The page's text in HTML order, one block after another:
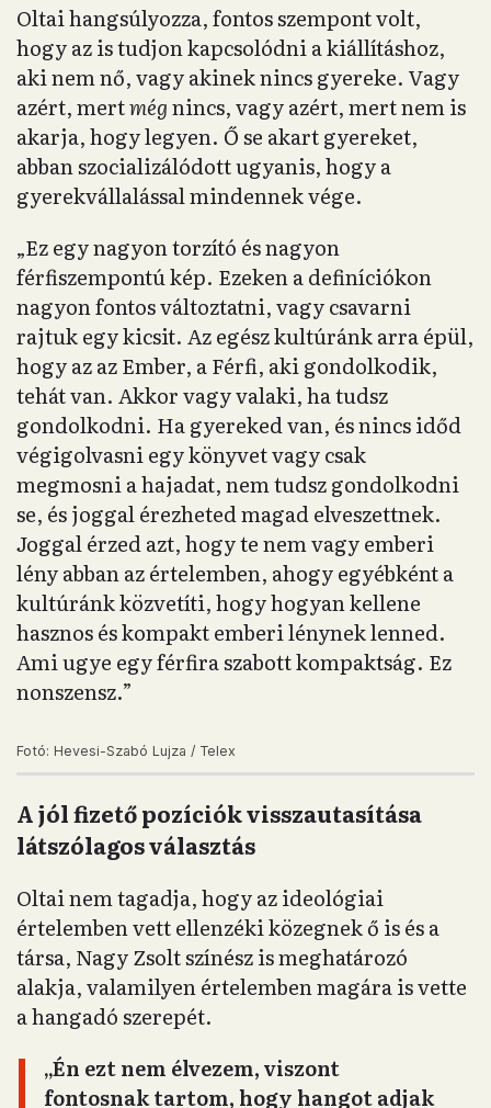
Oltai hangsúlyozza, fontos szempont volt,
hogy az is tudjon kapcsolódni a kiállításhoz,
aki nem nő, vagy akinek nincs gyereke. Vagy
azért, mertmégnincs, vagy azért, mert nem is
akarja, hogy legyen. Ő se akart gyereket,
abban szocializálódott ugyanis, hogy a
gyerekvállalással mindennek vége.
„Ez egy nagyon torzító és nagyon
férfiszempontú kép. Ezeken a definíciókon
nagyon fontos változtatni, vagy csavarni
rajtuk egy kicsit. Az egész kultúránk arra épül,
hogy az az Ember, a Férfi, aki gondolkodik,
tehát van. Akkor vagy valaki, ha tudsz
gondolkodni. Ha gyereked van, és nincs időd
végigolvasni egy könyvet vagy csak
megmosni a hajadat, nem tudsz gondolkodni
se, és joggal érezheted magad elveszettnek.
Joggal érzed azt, hogy te nem vagy emberi
lény abban az értelemben, ahogy egyébként a
kultúránk közvetíti, hogy hogyan kellene
hasznos és kompakt emberi lénynek lenned.
Ami ugye egy férfira szabott kompaktság. Ez
nonszensz.”
Fotó: Hevesi-Szabó Lujza / Telex